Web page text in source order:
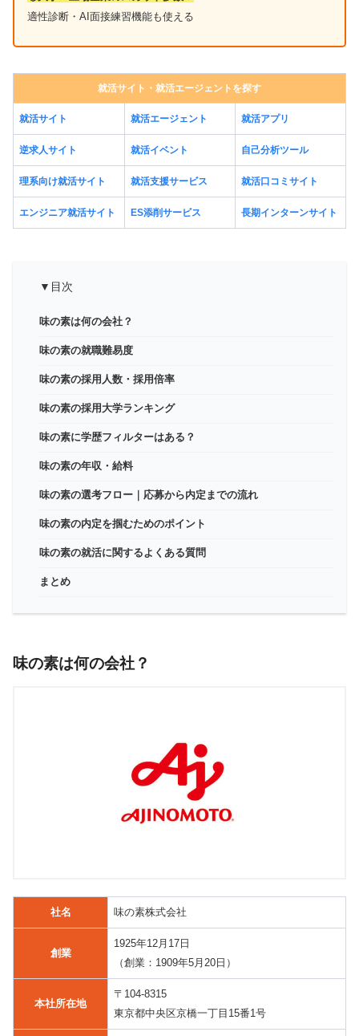
適性診断・AI面接練習機能も使える
就活サイト・就活エージェントを探す
就活サイト 就活エージェント 就活アプリ
逆求人サイト 就活イベント 自己分析ツール
理系向け就活サイト 就活支援サービス 就活口コミサイト
エンジニア就活サイト ES添削サービス 長期インターンサイト
▼目次
味の素は何の会社？
味の素の就職難易度
味の素の採用人数・採用倍率
味の素の採用大学ランキング
味の素に学歴フィルターはある？
味の素の年収・給料
味の素の選考フロー｜応募から内定までの流れ
味の素の内定を掴むためのポイント
味の素の就活に関するよくある質問
まとめ
味の素は何の会社？
社名 味の素株式会社
創業
1925年12月17日
（創業：1909年5月20日）
本社所在地
〒104-8315
東京都中央区京橋一丁目15番1号